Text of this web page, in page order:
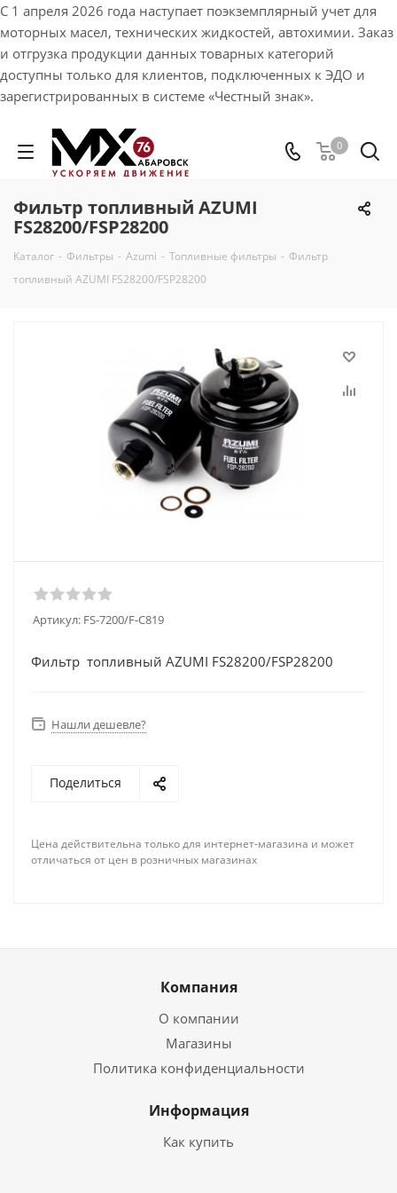
С 1 апреля 2026 года наступает поэкземплярный учет для
моторных масел, технических жидкостей, автохимии. Заказ
и отгрузка продукции данных товарных категорий
доступны только для клиентов, подключенных к ЭДО и
зарегистрированных в системе «Честный знак».
0
Фильтр топливный AZUMI
FS28200/FSP28200
Каталог - Фильтры - Azumi - Топливные фильтры - Фильтр
топливный AZUMI FS28200/FSP28200
Артикул: FS-7200/F-C819
Фильтр топливный AZUMI FS28200/FSP28200
Нашли дешевле?
Поделиться
Цена действительна только для интернет-магазина и может
отличаться от цен в розничных магазинах
Компания
О компании
Магазины
Политика конфиденциальности
Информация
Как купить